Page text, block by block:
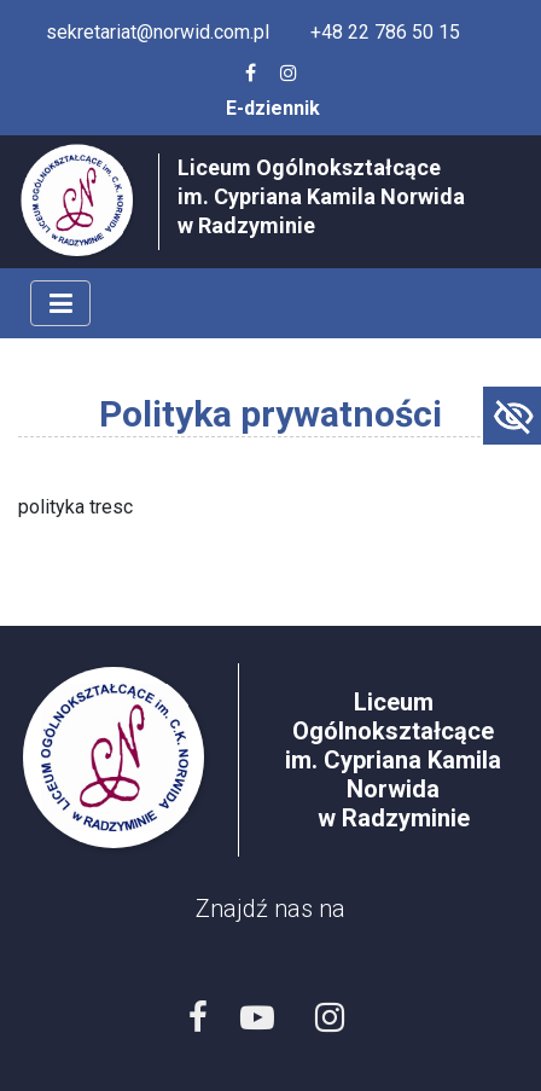
sekretariat@norwid.com.pl +48 22 786 50 15
E-dziennik
Liceum Ogólnokształcące
im. Cypriana Kamila Norwida
w Radzyminie
Polityka prywatności
polityka tresc
Liceum
Ogólnokształcące
im. Cypriana Kamila
Norwida
w Radzyminie
Znajdź nas na